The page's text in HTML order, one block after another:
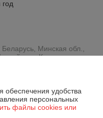
Минская обл.,
район д. Кирши,
Беларусь
график работы
удобства
персональных
файлы cookies или